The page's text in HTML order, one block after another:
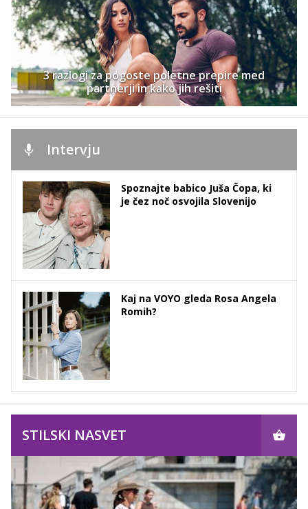
3 razlogi za pogoste poletne prepire med
partnerji in kako jih rešiti
Intervju
Spoznajte babico Juša Čopa, ki
je čez noč osvojila Slovenijo
Kaj na VOYO gleda Rosa Angela
Romih?
STILSKI NASVET